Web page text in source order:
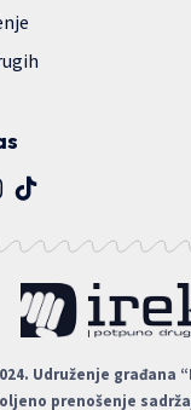
Udruženje građana
prenošenje